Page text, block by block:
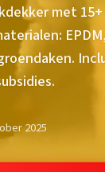
met
2025